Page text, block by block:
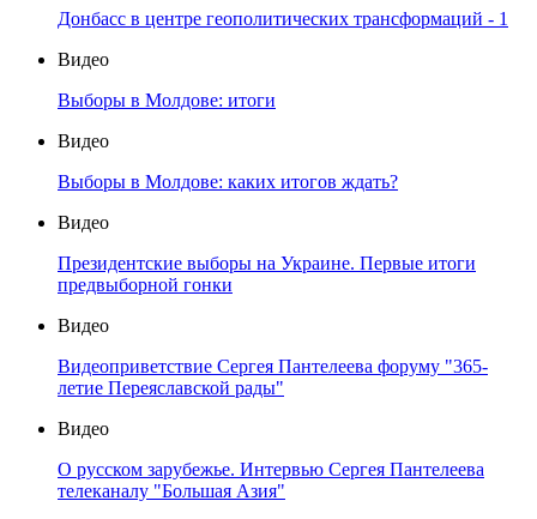
Донбасс в центре геополитических трансформаций - 1
Видео
Выборы в Молдове: итоги
Видео
Выборы в Молдове: каких итогов ждать?
Видео
Президентские выборы на Украине. Первые итоги
предвыборной гонки
Видео
Видеоприветствие Сергея Пантелеева форуму "365-
летие Переяславской рады"
Видео
О русском зарубежье. Интервью Сергея Пантелеева
телеканалу "Большая Азия"